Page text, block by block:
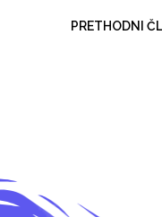
PRETHODNI